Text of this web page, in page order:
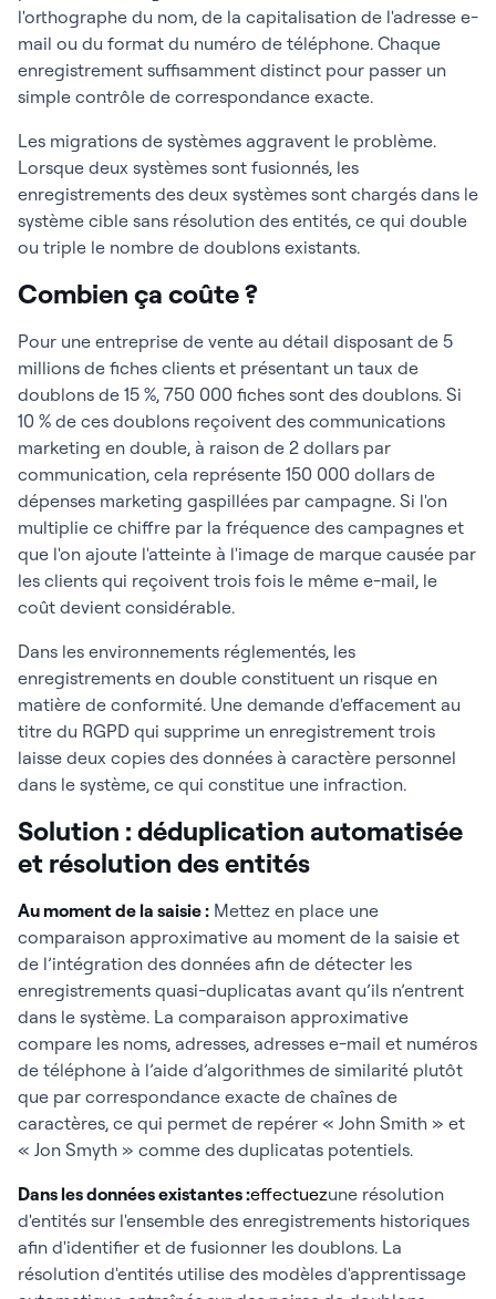
l'orthographe du nom, de la capitalisation de l'adresse e-
mail ou du format du numéro de téléphone. Chaque
enregistrement suffisamment distinct pour passer un
simple contrôle de correspondance exacte.
Les migrations de systèmes aggravent le problème.
Lorsque deux systèmes sont fusionnés, les
enregistrements des deux systèmes sont chargés dans le
système cible sans résolution des entités, ce qui double
ou triple le nombre de doublons existants.
Combien ça coûte ?
Pour une entreprise de vente au détail disposant de 5
millions de fiches clients et présentant un taux de
doublons de 15 %, 750 000 fiches sont des doublons. Si
10 % de ces doublons reçoivent des communications
marketing en double, à raison de 2 dollars par
communication, cela représente 150 000 dollars de
dépenses marketing gaspillées par campagne. Si l'on
multiplie ce chiffre par la fréquence des campagnes et
que l'on ajoute l'atteinte à l'image de marque causée par
les clients qui reçoivent trois fois le même e-mail, le
coût devient considérable.
Dans les environnements réglementés, les
enregistrements en double constituent un risque en
matière de conformité. Une demande d'effacement au
titre du RGPD qui supprime un enregistrement trois
laisse deux copies des données à caractère personnel
dans le système, ce qui constitue une infraction.
Solution : déduplication automatisée
et résolution des entités
Au moment de la saisie : Mettez en place une
comparaison approximative au moment de la saisie et
de l’intégration des données afin de détecter les
enregistrements quasi-duplicatas avant qu’ils n’entrent
dans le système. La comparaison approximative
compare les noms, adresses, adresses e-mail et numéros
de téléphone à l’aide d’algorithmes de similarité plutôt
que par correspondance exacte de chaînes de
caractères, ce qui permet de repérer « John Smith » et
« Jon Smyth » comme des duplicatas potentiels.
Dans les données existantes :effectuezune résolution
d'entités sur l'ensemble des enregistrements historiques
afin d'identifier et de fusionner les doublons. La
résolution d'entités utilise des modèles d'apprentissage